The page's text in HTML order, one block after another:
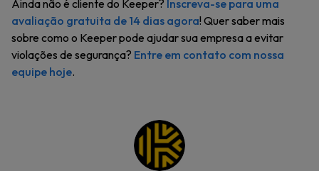
Ainda não é cliente do Keeper? Inscreva-se para uma
avaliação gratuita de 14 dias agora! Quer saber mais
sobre como o Keeper pode ajudar sua empresa a evitar
violações de segurança? Entre em contato com nossa
equipe hoje.